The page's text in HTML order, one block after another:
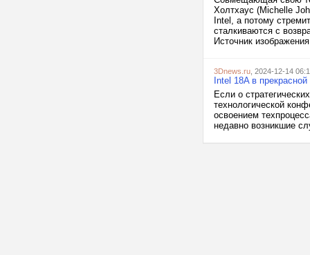
Холтхаус (Michelle
Intel, а потому
сталкиваются с
Источник
3Dnews.ru , 2024-12-14
Intel 18A в
Если о
технологической
освоением
недавно возникшие